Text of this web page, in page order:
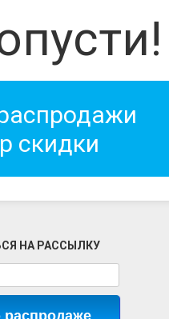
скидки
НА РАССЫЛКУ
распродаже